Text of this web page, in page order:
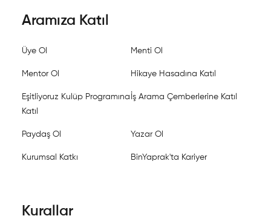
Aramıza Katıl
Üye Ol Menti Ol
Mentor Ol Hikaye Hasadına Katıl
Eşitliyoruz Kulüp Programına
Katıl
İş Arama Çemberlerine Katıl
Paydaş Ol Yazar Ol
Kurumsal Katkı BinYaprak'ta Kariyer
Kurallar